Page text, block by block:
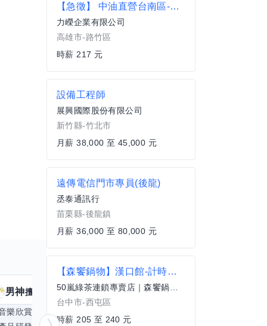
男神擅長 個技能
樂欣賞 顧問服務
【急徵】 中油直營台南區-路竹加油站
力嶸企業有限公司
高雄市-路竹區
時薪 217 元
設備工程師
展興國際股份有限公司
新竹縣-竹北市
月薪 38,000 至 45,000 元
遠傳電信門市專員(後龍)
丞泰通訊行
苗栗縣-後龍鎮
月薪 36,000 至 80,000 元
【森饗鍋物】漢口館-計時人員
50嵐綠茶連鎖專賣店｜森饗鍋物-台中漢口館
台中市-西屯區
時薪 205 至 240 元